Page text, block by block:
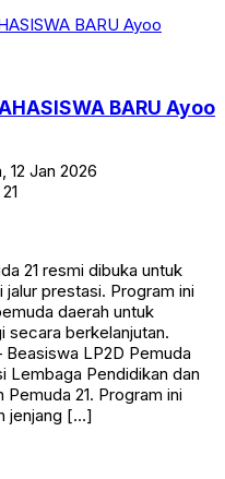
BARU Ayoo
12 Jan 2026
21 resmi dibuka untuk
jalur prestasi. Program ini
daerah untuk
secara berkelanjutan.
LP2D Pemuda
Lembaga Pendidikan dan
21. Program ini
jenjang […]